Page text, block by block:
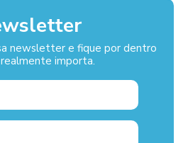
newsletter e fique por dentro
importa.